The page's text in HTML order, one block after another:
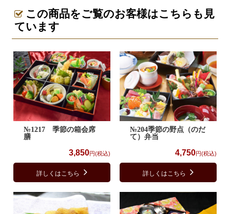
サイトマップ
ログイン・マイページ
この商品をご覧のお客様はこちらも見
ています
№1217 季節の箱会席
膳
3,850円(税込)
詳しくはこちら
№204季節の野点（のだ
て）弁当
4,750円(税込)
詳しくはこちら